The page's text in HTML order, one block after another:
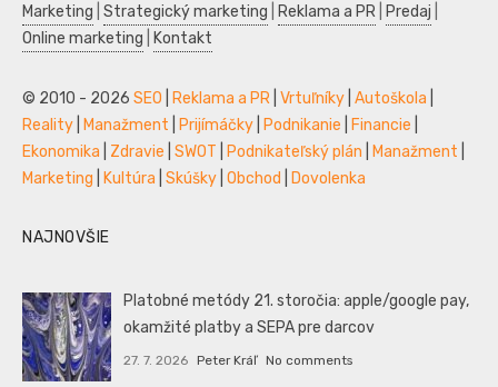
Marketing Strategický marketing Reklama a PR Predaj
Online marketing
Kontakt
© 2010 - 2026 SEO Reklama a PR Vrtuľníky Autoškola
Reality
Manažment Prijímáčky Podnikanie Financie
Ekonomika
Zdravie SWOT Podnikateľský plán Manažment
Marketing
Kultúra Skúšky Obchod Dovolenka
NAJNOVŠIE
Platobné metódy 21. storočia: apple/google pay,
okamžité platby a SEPA pre darcov
27. 7. 2026 Peter Kráľ No comments